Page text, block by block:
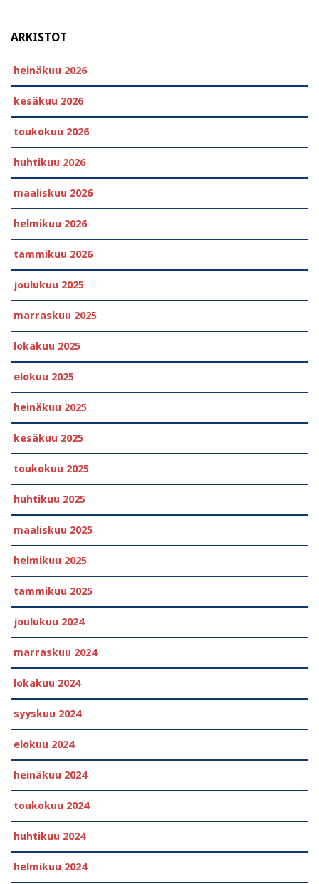
ARKISTOT
heinäkuu 2026
kesäkuu 2026
toukokuu 2026
huhtikuu 2026
maaliskuu 2026
helmikuu 2026
tammikuu 2026
joulukuu 2025
marraskuu 2025
lokakuu 2025
elokuu 2025
heinäkuu 2025
kesäkuu 2025
toukokuu 2025
huhtikuu 2025
maaliskuu 2025
helmikuu 2025
tammikuu 2025
joulukuu 2024
marraskuu 2024
lokakuu 2024
syyskuu 2024
elokuu 2024
heinäkuu 2024
toukokuu 2024
huhtikuu 2024
helmikuu 2024